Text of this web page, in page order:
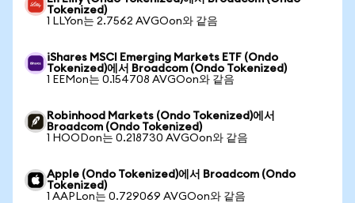
Tokenized)
1 LLYon는 2.7562 AVGOon와 같음
iShares MSCI Emerging Markets ETF (Ondo
Tokenized)에서 Broadcom (Ondo Tokenized)
1 EEMon는 0.154708 AVGOon와 같음
Robinhood Markets (Ondo Tokenized)에서
Broadcom (Ondo Tokenized)
1 HOODon는 0.218730 AVGOon와 같음
Apple (Ondo Tokenized)에서 Broadcom (Ondo
Tokenized)
1 AAPLon는 0.729069 AVGOon와 같음